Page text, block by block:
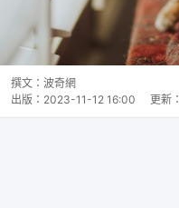
撰文： 波奇網
出版： 2023-11-12 16:00 更新：